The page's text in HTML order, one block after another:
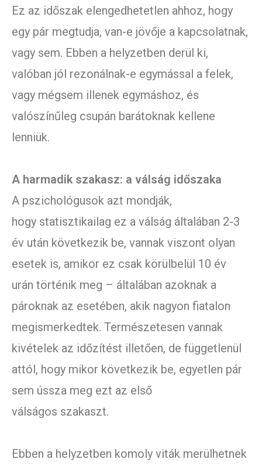
Ez az időszak elengedhetetlen ahhoz, hogy
egy pár megtudja, van-e jövője a kapcsolatnak,
vagy sem. Ebben a helyzetben derül ki,
valóban jól rezonálnak-e egymással a felek,
vagy mégsem illenek egymáshoz, és
valószínűleg csupán barátoknak kellene
lenniük.
A harmadik szakasz: a válság időszaka
A pszichológusok azt mondják,
hogy statisztikailag ez a válság általában 2-3
év után következik be, vannak viszont olyan
esetek is, amikor ez csak körülbelül 10 év
urán történik meg – általában azoknak a
pároknak az esetében, akik nagyon fiatalon
megismerkedtek. Természetesen vannak
kivételek az időzítést illetően, de függetlenül
attól, hogy mikor következik be, egyetlen pár
sem ússza meg ezt az első
válságos szakaszt.
Ebben a helyzetben komoly viták merülhetnek